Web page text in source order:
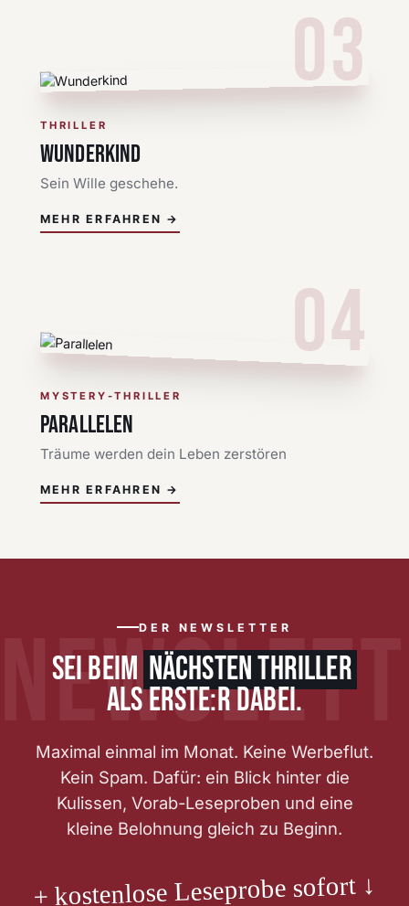
03
THRILLER
WUNDERKIND
Sein Wille geschehe.
MEHR ERFAHREN →
04
MYSTERY-THRILLER
PARALLELEN
Träume werden dein Leben zerstören
MEHR ERFAHREN →
DER NEWSLETTER
SEI BEIM NÄCHSTEN THRILLER
ALS ERSTE:R DABEI.
Maximal einmal im Monat. Keine Werbeflut.
Kein Spam. Dafür: ein Blick hinter die
Kulissen, Vorab-Leseproben und eine
kleine Belohnung gleich zu Beginn.
+ kostenlose Leseprobe sofort ↓